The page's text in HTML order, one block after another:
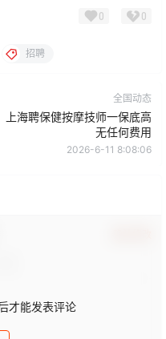
0 0
招聘
全国动态
上海聘保健按摩技师一保底高
无任何费用
2026-6-11 8:08:06
才能发表评论